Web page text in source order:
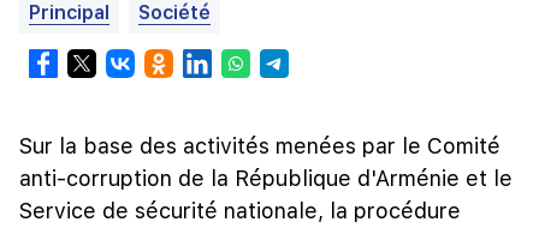
Principal Société
Sur la base des activités menées par le Comité
anti-corruption de la République d'Arménie et le
Service de sécurité nationale, la procédure